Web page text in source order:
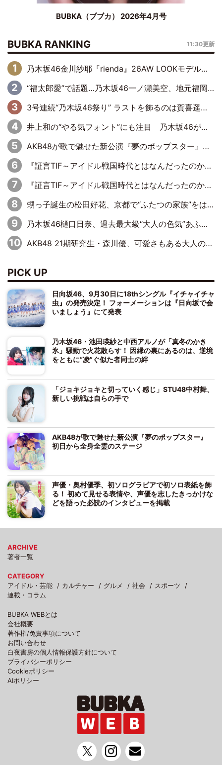
BUBKA（ブブカ） 2026年4月号
BUBKA RANKING 11:30更新
乃木坂46金川紗耶『rienda』26AW LOOKモデルに就任
“福太郎愛”で話題…乃木坂46一ノ瀬美空、地元福岡『めんべい25周年トップサポーター』に就任
3号連続“乃木坂46祭り” ラストを飾るのは賀喜遥香…5年ぶりの登場に「5年分大人になった私を見ていただけたら」
井上和の“やる気フォント”にも注目 乃木坂46が挑んだ書道パフォーマンスの舞台裏
AKB48が歌で魅せた新公演『夢のポップスター』 初日から全身全霊のステージ
『証言TIF～アイドル戦国時代とはなんだったのか～』第6回：でんぱ組.inc・古川未鈴×相沢梨紗「『ハロプロやりたかったな』って言ったら、夢眠ねむさんに『てめえはでんぱ組．incなんだよ！』って肩パンされて(笑)」
『証言TIF～アイドル戦国時代とはなんだったのか～』第11回：私立恵比寿中学・真山りか×安本彩花「TIFで10年ぶりのキョンシーメイクをしたら、場を完全に引かせてしまって。時代が変わったんだなって」
甥っ子誕生の松田好花、京都で“ふたつの家族”をはしご！ “母”黒谷友香に見送られ、“父”松岡昌宏とはハシゴ酒
乃木坂46樋口日奈、過去最大級“大人の色気”あふれる入浴姿披露
AKB48 21期研究生・森川優、可愛さもある大人の女性に
PICK UP
日向坂46、9月30日に18thシングル『イチャイチャ
虫』の発売決定！ フォーメーションは『日向坂で会
いましょう』にて発表
乃木坂46・池田瑛紗と中西アルノが「真冬のかき
氷」騒動で火花散らす！ 因縁の裏にあるのは、逆境
をともに“凌”ぐ似た者同士の絆
「ジョキジョキと切っていく感じ」STU48中村舞、
新しい挑戦は自らの手で
AKB48が歌で魅せた新公演『夢のポップスター』
初日から全身全霊のステージ
声優・奥村優季、初ソログラビアで初ソロ表紙を飾
る！ 初めて見せる表情や、声優を志したきっかけな
どを語った必読のインタビューを掲載
ARCHIVE
著者一覧
CATEGORY
アイドル・芸能
カルチャー グルメ 社会
スポーツ
連載・コラム
BUBKA WEBとは
会社概要
著作権/免責事項について
お問い合わせ
白夜書房の個人情報保護方針について
プライバシーポリシー
Cookieポリシー
AIポリシー